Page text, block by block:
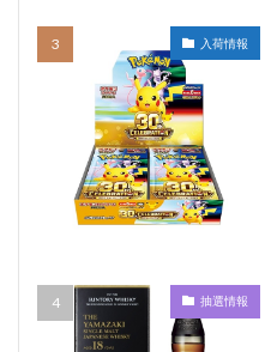
入荷情報
抽選情報